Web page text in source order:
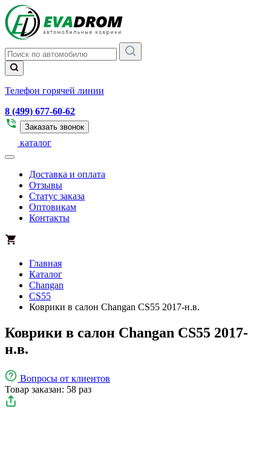
Телефон горячей линии
8 (499) 677-60-62
Заказать звонок
каталог
Доставка и оплата
Отзывы
Статус заказа
Оптовикам
Контакты
Главная
Каталог
Changan
CS55
Коврики в салон Changan CS55 2017-н.в.
Коврики в салон Changan CS55 2017-
н.в.
Вопросы от клиентов
Товар заказан: 58 раз